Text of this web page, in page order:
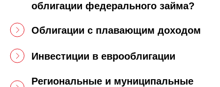
облигации федерального займа?
Облигации с плавающим доходом
Инвестиции в еврооблигации
Региональные и муниципальные